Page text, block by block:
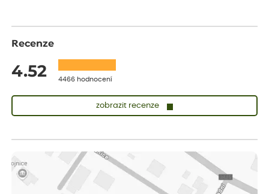
Recenze
4.52 4466 hodnocení
zobrazit recenze
Vše v pořádku, jsem spokojena.
ověřený nákup dnes